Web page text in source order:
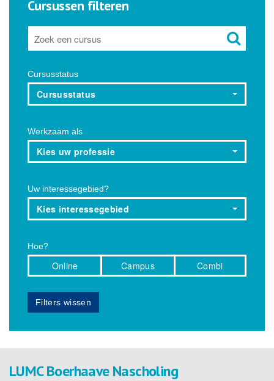
Cursussen filteren
Cursusstatus
Cursusstatus
Werkzaam als
Kies uw professie
Uw interessegebied?
Kies interessegebied
Hoe?
Online Campus Combi
Filters wissen
LUMC Boerhaave Nascholing